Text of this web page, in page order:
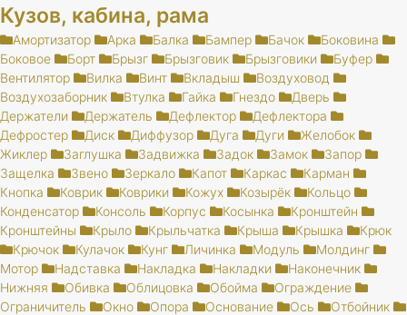
Кузов, кабина, рама
Амортизатор Арка Балка Бампер Бачок
Боковина
Боковое
Борт Брызг Брызговик Брызговики
Буфер
Вентилятор
Вилка Винт Вкладыш
Воздуховод
Воздухозаборник
Втулка Гайка Гнездо
Дверь
Держатели
Держатель Дефлектор
Дефлектора
Дефростер
Диск Диффузор Дуга Дуги
Желобок
Жиклер
Заглушка Задвижка Задок Замок
Запор
Защелка
Звено Зеркало Капот Каркас
Карман
Кнопка
Коврик Коврики Кожух Козырёк
Кольцо
Конденсатор
Консоль Корпус Косынка
Кронштейн
Кронштейны
Крыло Крыльчатка Крыша Крышка
Крюк
Крючок
Кулачок Кунг Личинка Модуль
Молдинг
Мотор
Надставка Накладка Накладки
Наконечник
Нижняя
Обивка Облицовка Обойма
Ограждение
Ограничитель
Окно Опора Основание Ось
Отбойник